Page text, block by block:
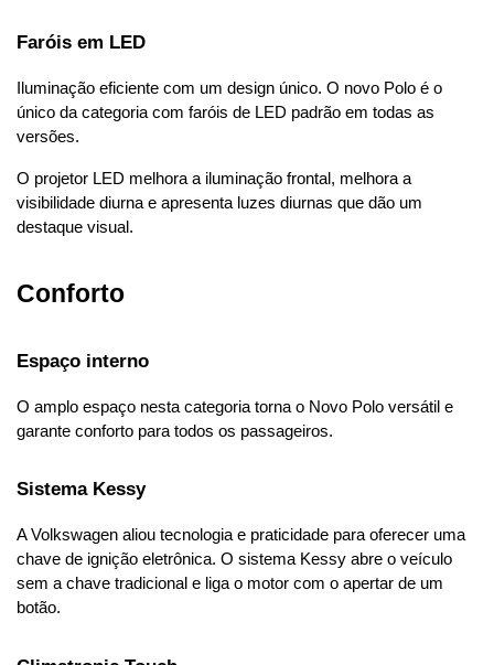
Faróis em LED
Iluminação eficiente com um design único. O novo Polo é o
único da categoria com faróis de LED padrão em todas as
versões.
O projetor LED melhora a iluminação frontal, melhora a
visibilidade diurna e apresenta luzes diurnas que dão um
destaque visual.
Conforto
Espaço interno
O amplo espaço nesta categoria torna o Novo Polo versátil e
garante conforto para todos os passageiros.
Sistema Kessy
A Volkswagen aliou tecnologia e praticidade para oferecer uma
chave de ignição eletrônica. O sistema Kessy abre o veículo
sem a chave tradicional e liga o motor com o apertar de um
botão.